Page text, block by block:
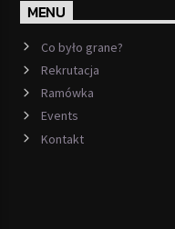
MENU
Co było grane?
Rekrutacja
Ramówka
Events
Kontakt